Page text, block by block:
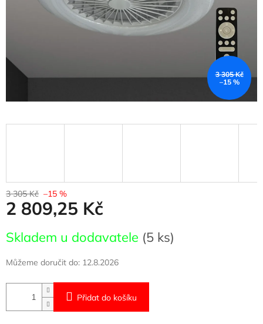
3 305 Kč
–15 %
3 305 Kč –15 %
2 809,25 Kč
cena:
Skladem u dodavatele (5 ks)
Můžeme doručit do: 12.8.2026
Přidat do košíku